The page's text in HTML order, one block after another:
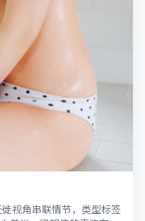
视角串联情节，类型标签